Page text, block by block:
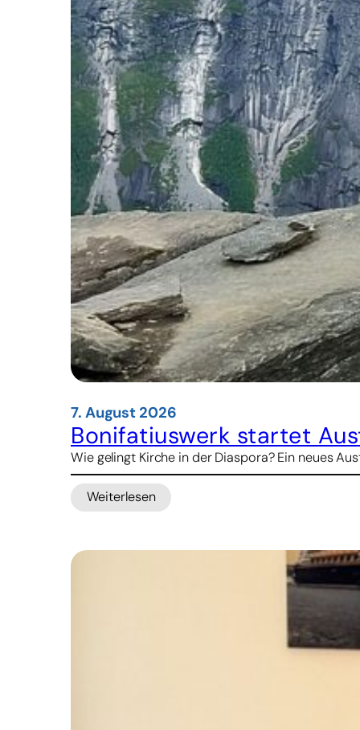
7. August 2026
Bonifatiuswerk startet
Wie gelingt Kirche in der Diaspora? Ein neues
Weiterlesen
: